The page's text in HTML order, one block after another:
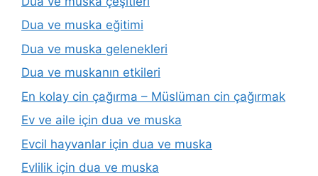
Dua ve muska eğitimi
Dua ve muska gelenekleri
Dua ve muskanın etkileri
En kolay cin çağırma – Müslüman cin çağırmak
Ev ve aile için dua ve muska
Evcil hayvanlar için dua ve muska
Evlilik için dua ve muska